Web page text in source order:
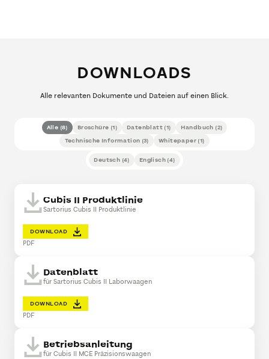
DOWNLOADS
Alle relevanten Dokumente und Dateien auf einen Blick.
Alle (8) Broschüre (1) Datenblatt (1) Handbuch (2)
Technische Information (3) Whitepaper(1)
Deutsch (4) Englisch (4)
Cubis II Produktlinie
Sartorius Cubis II Produktlinie
DOWNLOAD
PDF
Datenblatt
für Sartorius Cubis II Laborwaagen
DOWNLOAD
PDF
Betriebsanleitung
für Cubis II MCE Präzisionswaagen